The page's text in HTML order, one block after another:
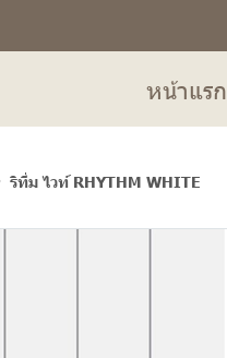
หน้าแรก
ริทึ่ม ไวท์ RHYTHM WHITE